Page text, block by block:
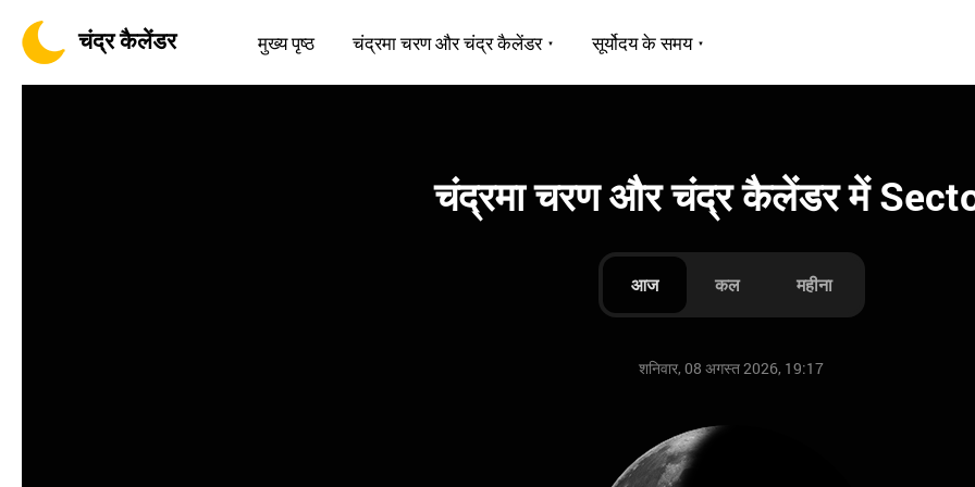
चंद्र कैलेंडर मुख्य पृष्ठ चंद्रमा चरण और चंद्र कैलेंडर सूर्योदय के समय
चंद्रमा चरण और चंद्र कैलेंडर में
आज कल महीना
शनिवार, 08 अगस्त 2026, 19:17